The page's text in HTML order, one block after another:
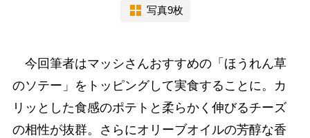
写真9枚
今回筆者はマッシさんおすすめの「ほうれん草
のソテー」をトッピングして実食することに。カ
リッとした食感のポテトと柔らかく伸びるチーズ
の相性が抜群。さらにオリーブオイルの芳醇な香